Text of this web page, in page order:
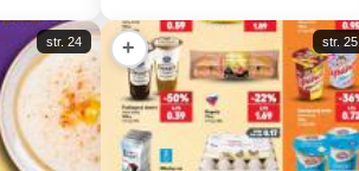
str. 24 + str. 25